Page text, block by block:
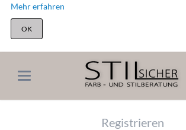
Mehr erfahren
OK
Registrieren